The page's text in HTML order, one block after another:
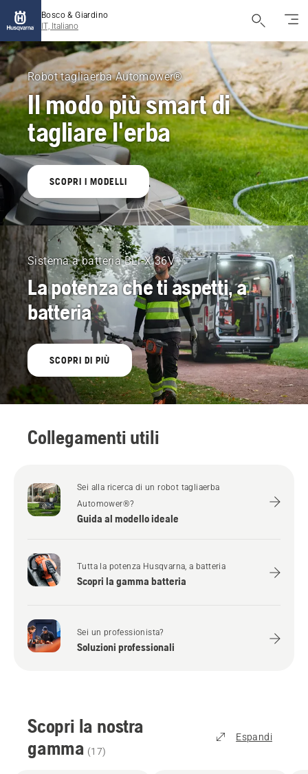
Bosco & Giardino
IT, Italiano
Husqvarna
Bosco
&
Giardino
Italia
Robot tagliaerba Automower®
Il modo più smart di
tagliare l'erba
SCOPRI I MODELLI
Sistema a batteria BLi-X 36V
La potenza che ti aspetti, a
batteria
SCOPRI DI PIÙ
Collegamenti utili
Sei alla ricerca di un robot tagliaerba
Automower®?
Guida al modello ideale
Tutta la potenza Husqvarna, a batteria
Scopri la gamma batteria
Sei un professionista?
Soluzioni professionali
Scopri la nostra
gamma (17)
Espandi